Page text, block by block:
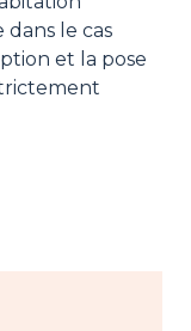
le cas
et la pose